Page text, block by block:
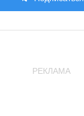
РЕКЛАМА